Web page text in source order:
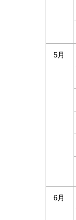
5月
6月